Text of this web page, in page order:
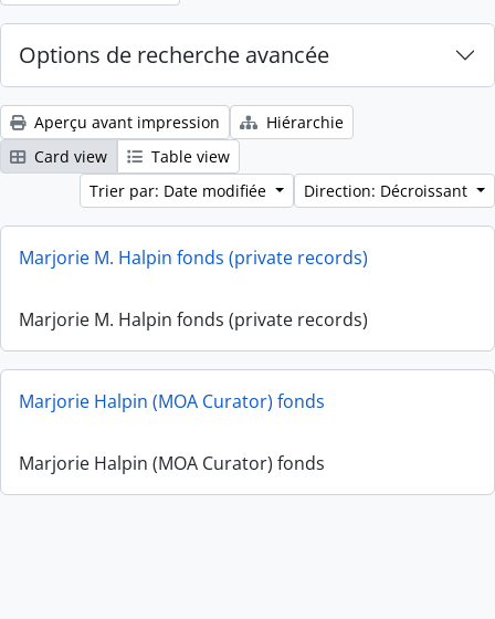
Options de recherche avancée
Aperçu avant impression
Hiérarchie
Card view
Table view
Trier par: Date modifiée
Direction: Décroissant
Marjorie M. Halpin fonds (private records)
Marjorie M. Halpin fonds (private records)
Marjorie Halpin (MOA Curator) fonds
Marjorie Halpin (MOA Curator) fonds